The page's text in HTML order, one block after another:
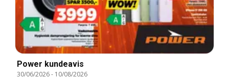
Power kundeavis
30/06/2026- 10/08/2026